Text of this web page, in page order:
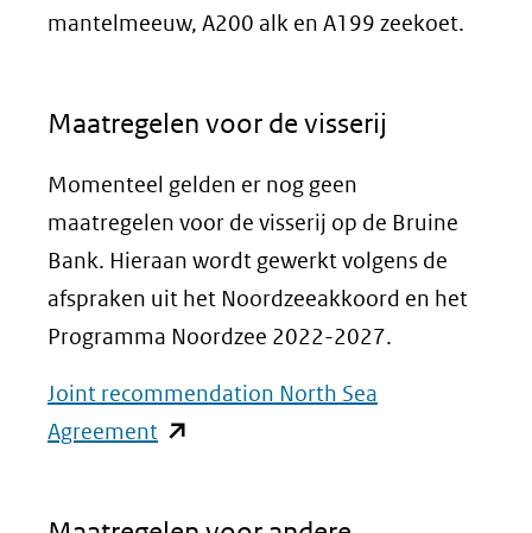
mantelmeeuw, A200 alk en A199 zeekoet.
Maatregelen voor de visserij
Momenteel gelden er nog geen
maatregelen voor de visserij op de Bruine
Bank. Hieraan wordt gewerkt volgens de
afspraken uit het Noordzeeakkoord en het
Programma Noordzee 2022-2027.
Joint recommendation North Sea
Agreement (opent